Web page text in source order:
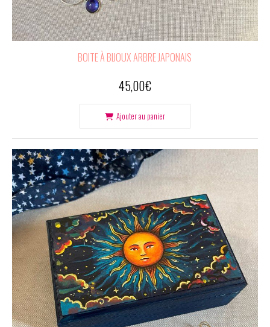
BOITE À BIJOUX ARBRE JAPONAIS
45,00€
Ajouter au panier